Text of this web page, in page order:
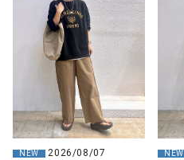
NEW 2026/08/07 NEW